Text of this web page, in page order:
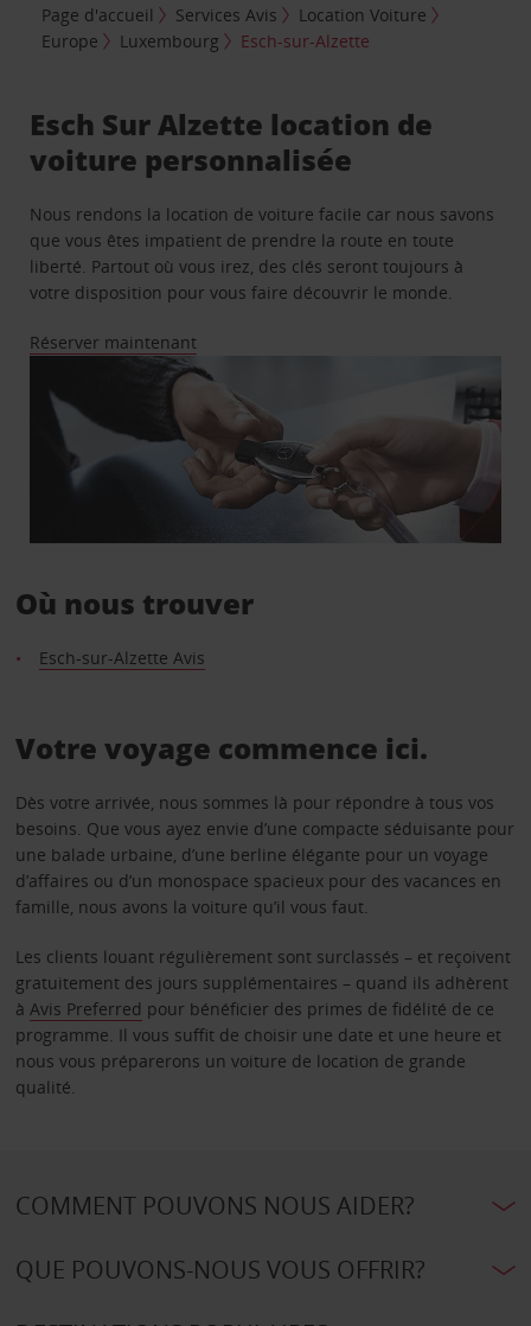
Page d'accueil Services Avis
Location Voiture
Europe
Luxembourg Esch-sur-Alzette
Esch Sur Alzette location de
voiture personnalisée
Nous rendons la location de voiture facile car nous savons
que vous êtes impatient de prendre la route en toute
liberté. Partout où vous irez, des clés seront toujours à
votre disposition pour vous faire découvrir le monde.
Réserver maintenant
Où nous trouver
Esch-sur-Alzette Avis
Votre voyage commence ici.
Dès votre arrivée, nous sommes là pour répondre à tous vos
besoins. Que vous ayez envie d’une compacte séduisante pour
une balade urbaine, d’une berline élégante pour un voyage
d’affaires ou d’un monospace spacieux pour des vacances en
famille, nous avons la voiture qu’il vous faut.
Les clients louant régulièrement sont surclassés – et reçoivent
gratuitement des jours supplémentaires – quand ils adhèrent
à Avis Preferred pour bénéficier des primes de fidélité de ce
programme. Il vous suffit de choisir une date et une heure et
nous vous préparerons un voiture de location de grande
qualité.
COMMENT POUVONS NOUS AIDER?
QUE POUVONS-NOUS VOUS OFFRIR?